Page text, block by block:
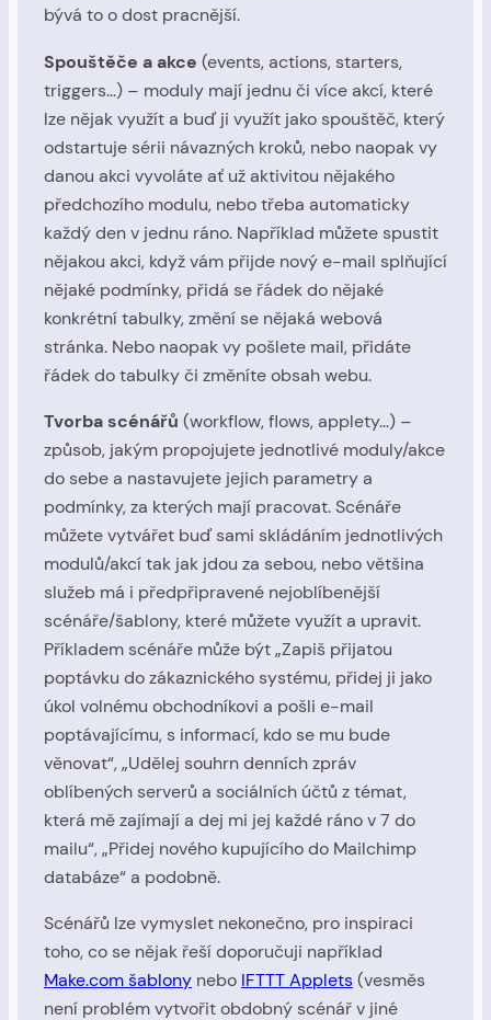
bývá to o dost pracnější.
Spouštěče a akce (events, actions, starters,
triggers…) – moduly mají jednu či více akcí, které
lze nějak využít a buď ji využít jako spouštěč, který
odstartuje sérii návazných kroků, nebo naopak vy
danou akci vyvoláte ať už aktivitou nějakého
předchozího modulu, nebo třeba automaticky
každý den v jednu ráno. Například můžete spustit
nějakou akci, když vám přijde nový e-mail splňující
nějaké podmínky, přidá se řádek do nějaké
konkrétní tabulky, změní se nějaká webová
stránka. Nebo naopak vy pošlete mail, přidáte
řádek do tabulky či změníte obsah webu.
Tvorba scénářů (workflow, flows, applety…) –
způsob, jakým propojujete jednotlivé moduly/akce
do sebe a nastavujete jejich parametry a
podmínky, za kterých mají pracovat. Scénáře
můžete vytvářet buď sami skládáním jednotlivých
modulů/akcí tak jak jdou za sebou, nebo většina
služeb má i předpřipravené nejoblíbenější
scénáře/šablony, které můžete využít a upravit.
Příkladem scénáře může být „Zapiš přijatou
poptávku do zákaznického systému, přidej ji jako
úkol volnému obchodníkovi a pošli e-mail
poptávajícímu, s informací, kdo se mu bude
věnovat“, „Udělej souhrn denních zpráv
oblíbených serverů a sociálních účtů z témat,
která mě zajímají a dej mi jej každé ráno v 7 do
mailu“, „Přidej nového kupujícího do Mailchimp
databáze“ a podobně.
Scénářů lze vymyslet nekonečno, pro inspiraci
toho, co se nějak řeší doporučuji například
Make.com šablony nebo IFTTT Applets(vesměs
není problém vytvořit obdobný scénář v jiné